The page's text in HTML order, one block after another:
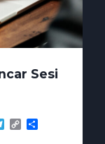
Sesi
Telegram
Copy
Link